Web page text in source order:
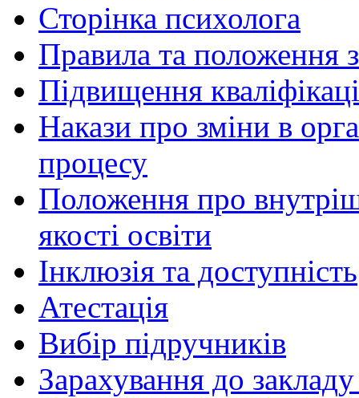
Сторінка психолога
Правила та положення
Підвищення
Накази про зміни в
процесу
Положення про
якості освіти
Інклюзія та доступність
Атестація
Вибір підручників
Зарахування до закладу